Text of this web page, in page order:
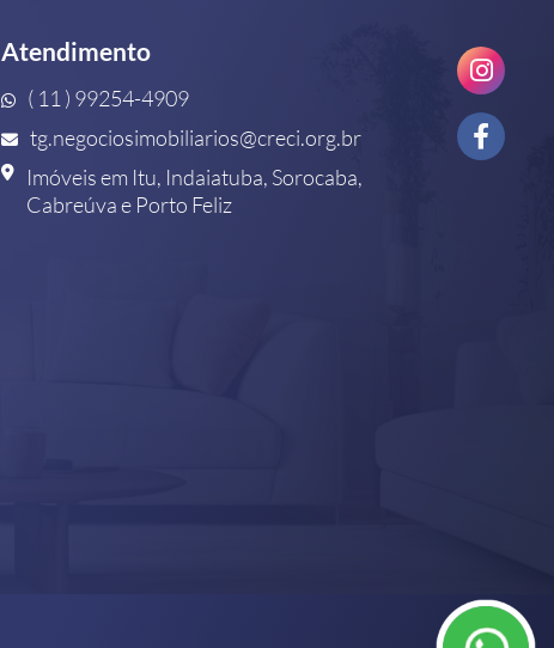
Atendimento
( 11 ) 99254-4909
tg.negociosimobiliarios@creci.org.br
Imóveis em Itu, Indaiatuba, Sorocaba,
Cabreúva e Porto Feliz